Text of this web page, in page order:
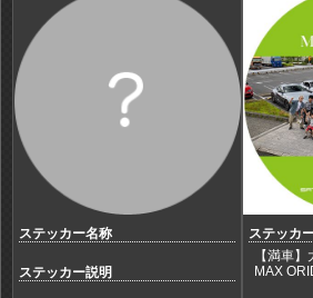
ステッカー名称
ステッカー説明
ステッカ
【満車
MAX